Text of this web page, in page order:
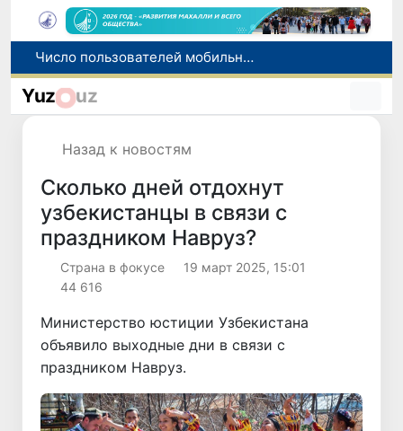
При содействии Генконсульства Узбекистана соотечественница, перенесшая инсульт в Алматы, вернулась на родину
В Ташкенте состоялось заседание Исполнительного комитета Федерации тяжелой атлетики Азии
Yuz uz
Назад к новостям
Сколько дней отдохнут
узбекистанцы в связи с
праздником Навруз?
Страна в фокусе
19 март 2025, 15:01
44 616
Министерство юстиции Узбекистана
объявило выходные дни в связи с
праздником Навруз.